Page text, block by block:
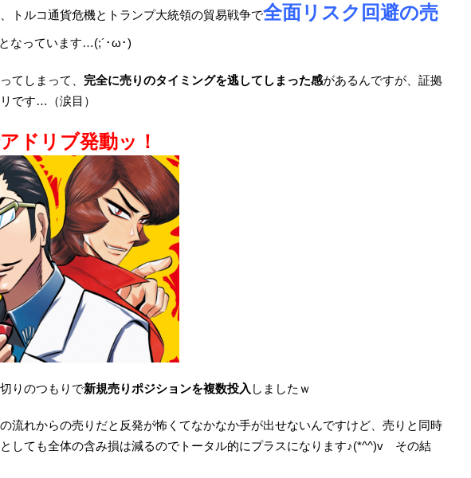
トルコ通貨危機とトランプ大統領の貿易戦争で全面リスク回避の売
となっています…(;´･ω･)
てしまって、 完全に売りのタイミングを逃してしまった感があるんですが、証拠
です…（涙目）
ドリブ発動ッ！
りのつもりで新規売りポジションを複数投入 しましたｗ
流れからの売りだと反発が怖くてなかなか手が出せないんですけど、売りと同時
しても全体の含み損は減るのでトータル的にプラスになります♪(*^^)v その結